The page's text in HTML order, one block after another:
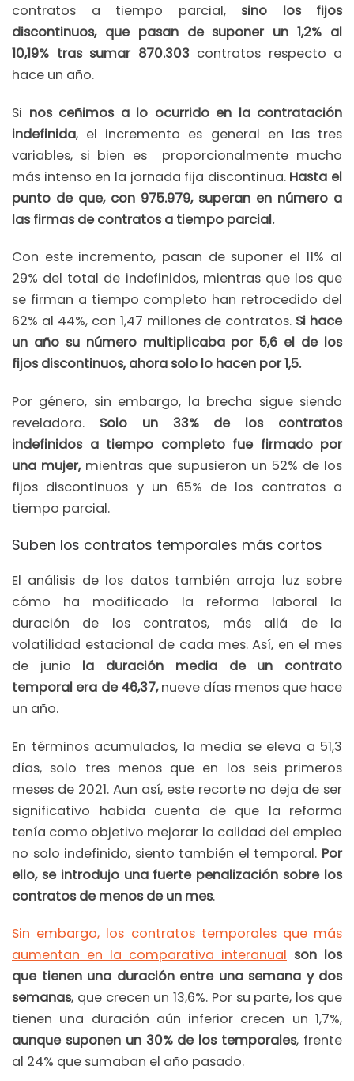
contratos a tiempo parcial, sino los fijos
discontinuos, que pasan de suponer un 1,2% al
10,19% tras sumar 870.303contratos respecto a
hace un año.
Si nos ceñimos a lo ocurrido en la contratación
indefinida, el incremento es general en las tres
variables, si bien es proporcionalmente mucho
más intenso en la jornada fija discontinua. Hasta el
punto de que, con 975.979, superan en número a
las firmas de contratos a tiempo parcial.
Con este incremento, pasan de suponer el 11% al
29% del total de indefinidos, mientras que los que
se firman a tiempo completo han retrocedido del
62% al 44%, con 1,47 millones de contratos. Si hace
un año su número multiplicaba por 5,6 el de los
fijos discontinuos, ahora solo lo hacen por 1,5.
Por género, sin embargo, la brecha sigue siendo
reveladora. Solo un 33% de los contratos
indefinidos a tiempo completo fue firmado por
una mujer,mientras que supusieron un 52% de los
fijos discontinuos y un 65% de los contratos a
tiempo parcial.
Suben los contratos temporales más cortos
El análisis de los datos también arroja luz sobre
cómo ha modificado la reforma laboral la
duración de los contratos, más allá de la
volatilidad estacional de cada mes. Así, en el mes
de junio la duración media de un contrato
temporal era de 46,37,nueve días menos que hace
un año.
En términos acumulados, la media se eleva a 51,3
días, solo tres menos que en los seis primeros
meses de 2021. Aun así, este recorte no deja de ser
significativo habida cuenta de que la reforma
tenía como objetivo mejorar la calidad del empleo
no solo indefinido, siento también el temporal. Por
ello, se introdujo una fuerte penalización sobre los
contratos de menos de un mes.
Sin embargo, los contratos temporales que más
aumentan en la comparativa interanual son los
que tienen una duración entre una semana y dos
semanas, que crecen un 13,6%. Por su parte, los que
tienen una duración aún inferior crecen un 1,7%,
aunque suponen un 30% de los temporales, frente
al 24% que sumaban el año pasado.